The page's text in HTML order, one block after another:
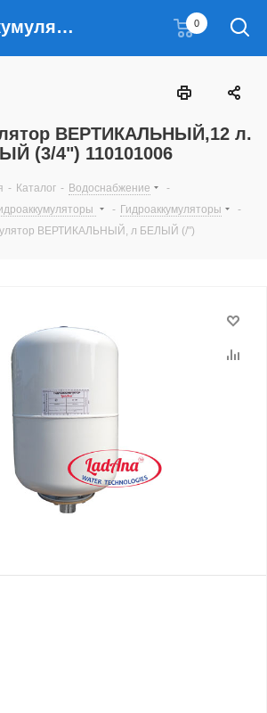
Гидроаккумулятор ВЕРТИКАЛЬНЫЙ,12 л. БЕЛЫЙ (3/4") 110101006 0
ВЕРТИКАЛЬНЫЙ,12 л.
(3/4") 110101006
- Каталог - Водоснабжение
-
- Гидроаккумуляторы
-
ВЕРТИКАЛЬНЫЙ, л БЕЛЫЙ (/")